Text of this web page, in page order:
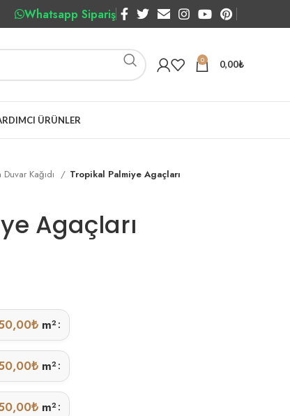
Whatsapp Sipariş
0 0,00₺
ÜRÜNLER
Kağıdı Tropikal Palmiye Agaçları
Agaçları
₺ m²
₺ m²
₺ m²